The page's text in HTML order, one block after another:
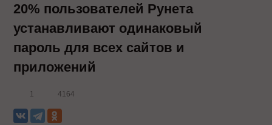
20% пользователей Рунета
устанавливают одинаковый
пароль для всех сайтов и
приложений
1 4164